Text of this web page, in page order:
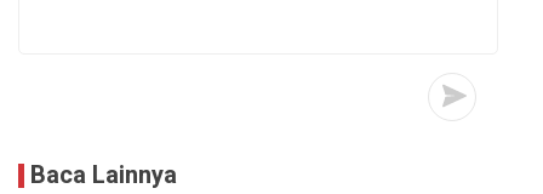
Baca Lainnya